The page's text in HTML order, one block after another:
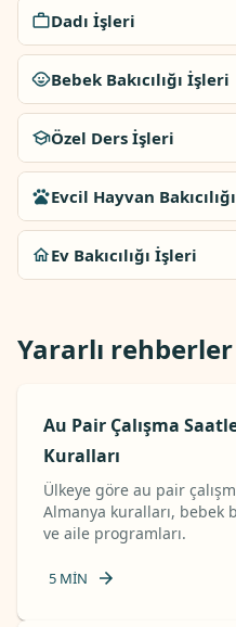
Dadı İşleri
Bebek Bakıcılığı İşleri
Özel Ders İşleri
Evcil Hayvan
Ev Bakıcılığı İşleri
Yararlı rehberler
Au Pair Çalışma
Kuralları
Ülkeye göre au pair
Almanya kuralları, bebek
ve aile programları.
5 MIN